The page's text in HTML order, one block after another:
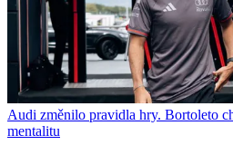
Audi změnilo pravidla hry. Bortoleto
mentalitu